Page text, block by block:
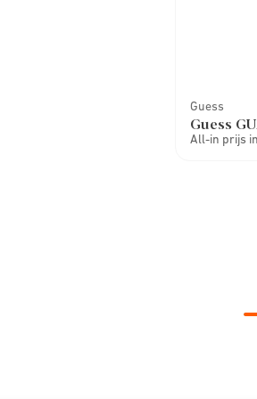
Guess
Guess
All-in prijs